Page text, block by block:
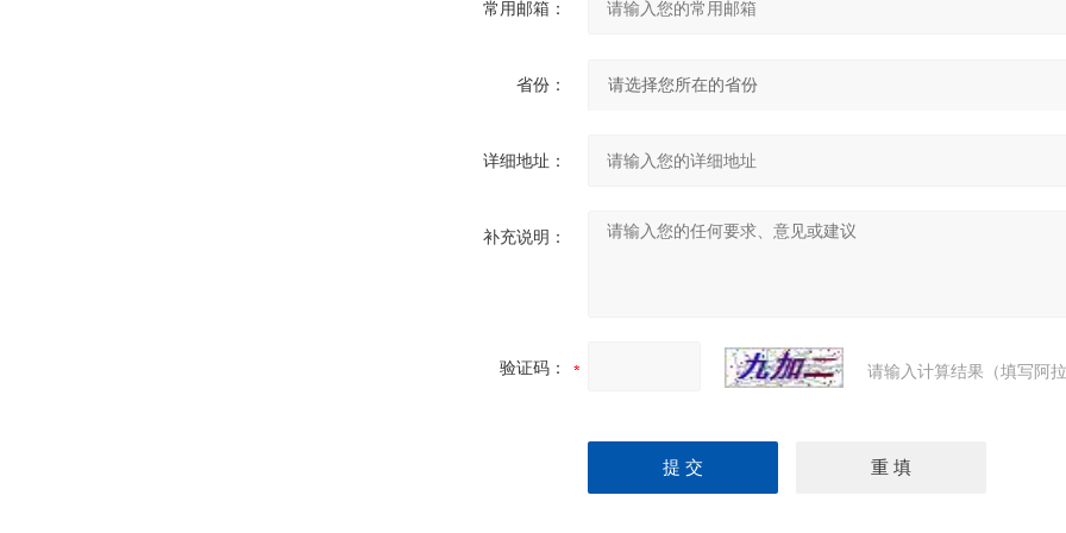
常用邮箱：
省份：
详细地址：
补充说明：
验证码： 请输入计算结果（填写阿